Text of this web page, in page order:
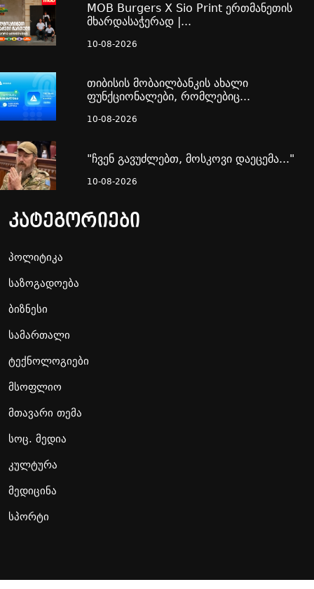
MOB Burgers X Sio Print ერთმანეთის
მხარდასაჭერად |...
10-08-2026
თიბისის მობაილბანკის ახალი
ფუნქციონალები, რომლებიც...
10-08-2026
"ჩვენ გავუძლებთ, მოსკოვი დაეცემა..."
10-08-2026
კატეგორიები
პოლიტიკა
საზოგადოება
ბიზნესი
სამართალი
ტექნოლოგიები
მსოფლიო
მთავარი თემა
სოც. მედია
კულტურა
მედიცინა
სპორტი